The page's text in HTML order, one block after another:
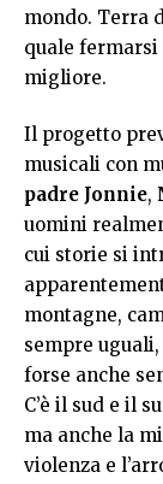
mondo. Terra
quale
migliore.
Il progetto
musicali con
padre Jonnie,
uomini
cui storie si
montagne,
sempre
forse anche
C’è il sud e il
ma anche la
violenza e